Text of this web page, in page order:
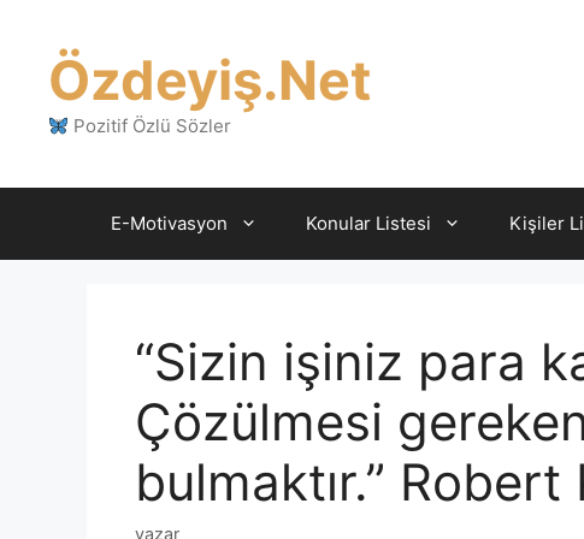
Özdeyiş.Net
Pozitif Özlü Sözler
E-Motivasyon Konular Listesi Kişiler
“Sizin işiniz para
Çözülmesi
bulmaktır.”
yazar